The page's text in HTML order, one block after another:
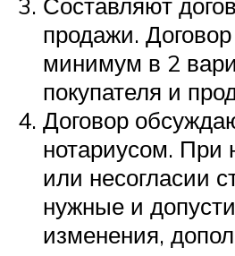
продажи.
минимум в 2
покупателя и
Договор
нотариусом. При
или несогласии
нужные и
изменения,